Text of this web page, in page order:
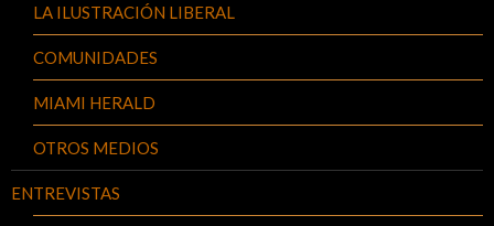
LA ILUSTRACIÓN LIBERAL
COMUNIDADES
MIAMI HERALD
OTROS MEDIOS
ENTREVISTAS